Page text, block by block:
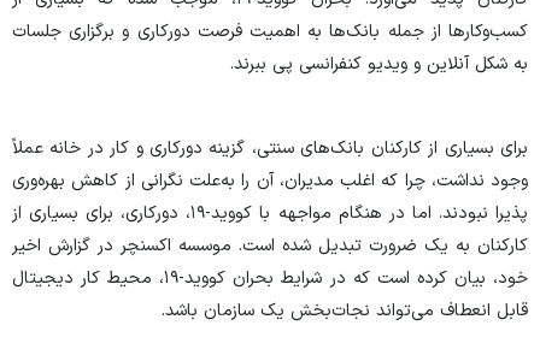
کسب‌وکارها از جمله بانک‌ها به اهمیت فرصت دورکاری و برگزاری جلسات
به شکل آنلاین و ویدیو کنفرانسی پی ببرند.
برای بسیاری از کارکنان بانک‌های سنتی، گزینه دورکاری و کار در خانه عملاً
وجود نداشت، چرا که اغلب مدیران، آن را به‌علت نگرانی از کاهش بهره‌وری
پذیرا نبودند. اما در هنگام مواجهه با کووید-۱۹، دورکاری، برای بسیاری از
کارکنان به یک ضرورت تبدیل شده است. موسسه اکسنچر در گزارش اخیر
خود، بیان کرده است که در شرایط بحران کووید-۱۹، محیط کار دیجیتال
قابل ‌انعطاف می‌تواند نجات‌بخش یک سازمان باشد.